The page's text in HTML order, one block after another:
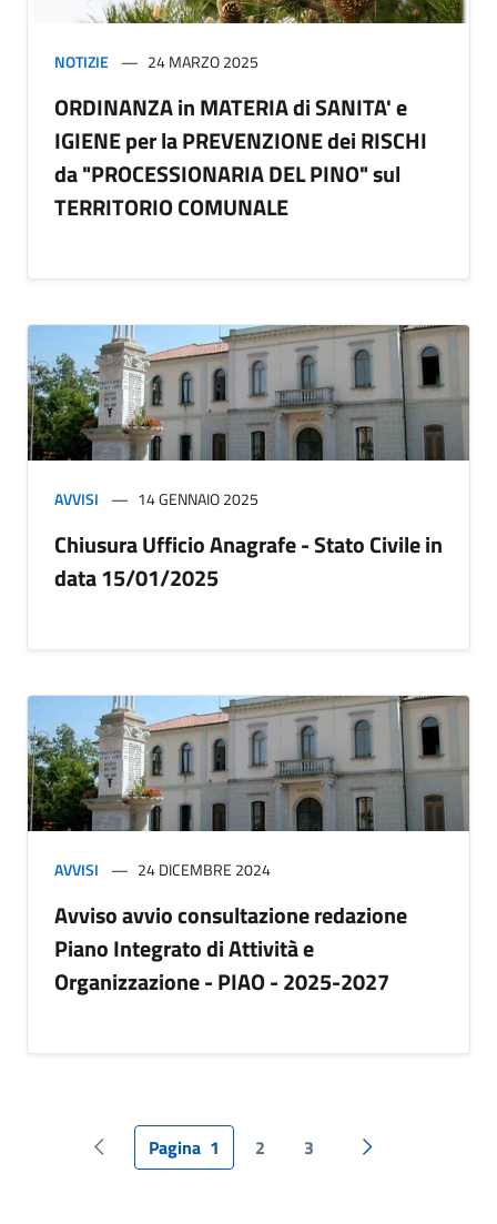
NOTIZIE 24 MARZO 2025
ORDINANZA in MATERIA di SANITA' e
IGIENE per la PREVENZIONE dei RISCHI
da "PROCESSIONARIA DEL PINO" sul
TERRITORIO COMUNALE
AVVISI 14 GENNAIO 2025
Chiusura Ufficio Anagrafe - Stato Civile in
data 15/01/2025
AVVISI 24 DICEMBRE 2024
Avviso avvio consultazione redazione
Piano Integrato di Attività e
Organizzazione - PIAO - 2025-2027
Pagina precedente
Pagina 1 2 3 Pagina